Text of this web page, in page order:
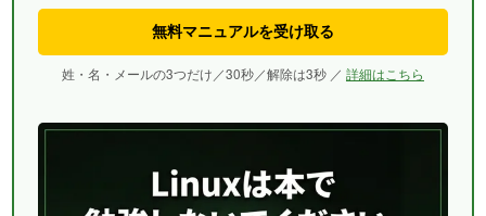
無料マニュアルを受け取る
姓・名・メールの3つだけ／30秒／解除は3秒 ／ 詳細はこちら